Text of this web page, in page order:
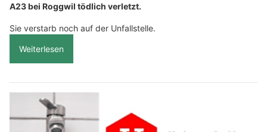
A23 bei Roggwil tödlich verletzt.
Sie verstarb noch auf der Unfallstelle.
Weiterlesen